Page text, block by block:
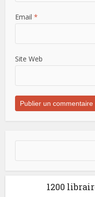
Email *
Site Web
1200